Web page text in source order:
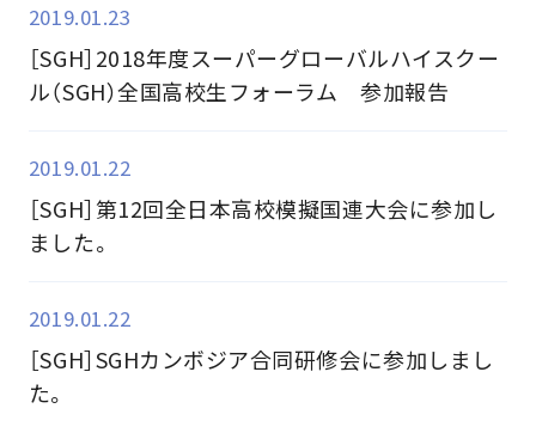
2019.01.23
［SGH］2018年度スーパーグローバルハイスクー
ル（SGH）全国高校生フォーラム 参加報告
2019.01.22
［SGH］第12回全日本高校模擬国連大会に参加し
ました。
2019.01.22
［SGH］SGHカンボジア合同研修会に参加しまし
た。